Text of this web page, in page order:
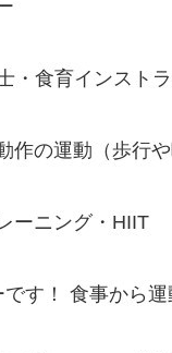
・食育インスト
作の運動（歩行
ーニング・HIIT
す！ 食事から